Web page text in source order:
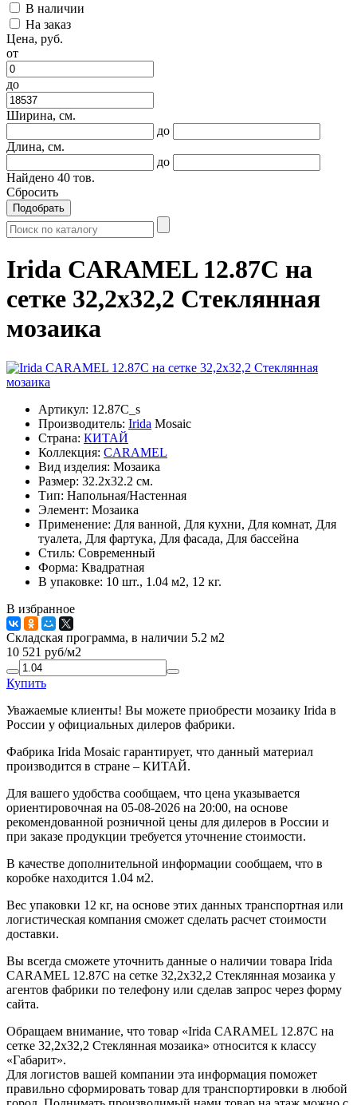
В наличии
На заказ
Цена, руб.
от
до
Ширина, см.
до
Длина, см.
до
Найдено 40 тов.
Сбросить
Подобрать
Irida CARAMEL 12.87C на
сетке 32,2x32,2 Стеклянная
мозаика
Артикул: 12.87C_s
Производитель: Irida Mosaic
Страна: КИТАЙ
Коллекция: CARAMEL
Вид изделия: Мозаика
Размер: 32.2x32.2 см.
Тип: Напольная/Настенная
Элемент: Мозаика
Применение: Для ванной, Для кухни, Для комнат, Для
туалета, Для фартука, Для фасада, Для бассейна
Стиль: Современный
Форма: Квадратная
В упаковке: 10 шт., 1.04 м2, 12 кг.
В избранное
Складская программа, в наличии 5.2 м2
10 521 руб/м2
Купить
Уважаемые клиенты! Вы можете приобрести мозаику Irida в
России у официальных дилеров фабрики.
Фабрика Irida Mosaic гарантирует, что данный материал
производится в стране – КИТАЙ.
Для вашего удобства сообщаем, что цена указывается
ориентировочная на 05-08-2026 на 20:00, на основе
рекомендованной розничной цены для дилеров в России и
при заказе продукции требуется уточнение стоимости.
В качестве дополнительной информации сообщаем, что в
коробке находится 1.04 м2.
Вес упаковки 12 кг, на основе этих данных транспортная или
логистическая компания сможет сделать расчет стоимости
доставки.
Вы всегда сможете уточнить данные о наличии товара Irida
CARAMEL 12.87C на сетке 32,2x32,2 Стеклянная мозаика у
агентов фабрики по телефону или сделав запрос через форму
сайта.
Обращаем внимание, что товар «Irida CARAMEL 12.87C на
сетке 32,2x32,2 Стеклянная мозаика» относится к классу
«Габарит».
Для логистов вашей компании эта информация поможет
правильно сформировать товар для транспортировки в любой